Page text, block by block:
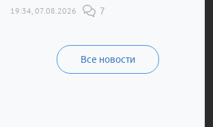
19:34, 07.08.2026 7
Все новости